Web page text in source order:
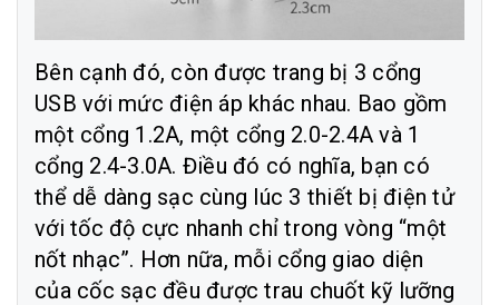
Bên cạnh đó, còn được trang bị 3 cổng
USB với mức điện áp khác nhau. Bao gồm
một cổng 1.2A, một cổng 2.0-2.4A và 1
cổng 2.4-3.0A. Điều đó có nghĩa, bạn có
thể dễ dàng sạc cùng lúc 3 thiết bị điện tử
với tốc độ cực nhanh chỉ trong vòng “một
nốt nhạc”. Hơn nữa, mỗi cổng giao diện
của cốc sạc đều được trau chuốt kỹ lưỡng